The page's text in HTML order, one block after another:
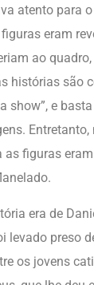
atento para
eram
ao
histórias são
show”, e
Entretanto,
figuras
era de
levado preso
os jovens